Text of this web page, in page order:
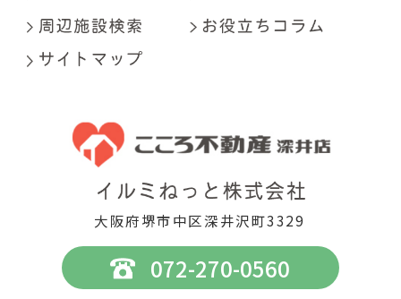
大阪府堺市中区深井沢町3329
072-270-0560